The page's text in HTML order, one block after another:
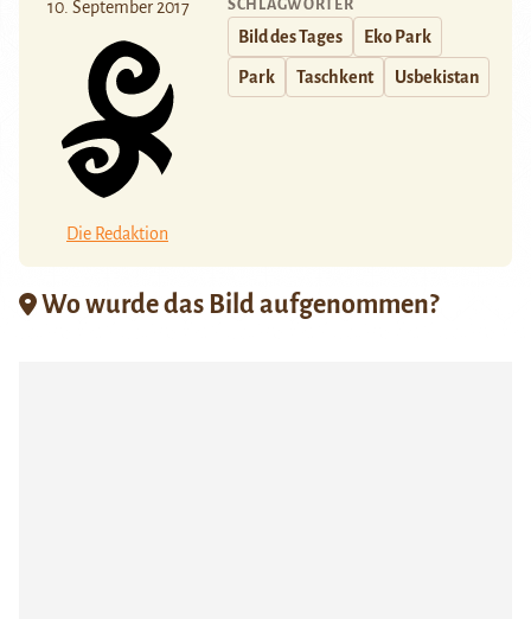
10. September 2017
Die Redaktion
SCHLAGWÖRTER
Bild des Tages Eko Park
Park Taschkent Usbekistan
Wo wurde das Bild aufgenommen?